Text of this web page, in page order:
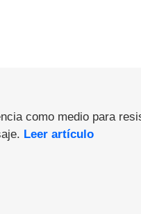
como medio para
Leer artículo